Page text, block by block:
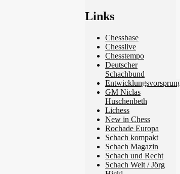
Links
Chessbase
Chesslive
Chesstempo
Deutscher
Schachbund
GM Niclas
Huschenbeth
Lichess
New in Chess
Rochade Europa
Schach kompakt
Schach Magazin
Schach und Recht
Schach Welt / Jörg